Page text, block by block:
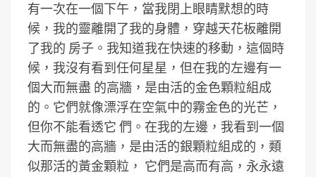
有一次在一個下午，當我閉上眼睛默想的時
候，我的靈離開了我的身體，穿越天花板離開
了我的 房子。我知道我在快速的移動，這個時
候，我沒有看到任何星星，但在我的左邊有一
個大而無盡 的高牆，是由活的金色顆粒組成
的。它們就像漂浮在空氣中的霧金色的光芒，
但你不能看透它 們。在我的左邊，我看到一個
大而無盡的高牆，是由活的銀顆粒組成的，類
似那活的黃金顆粒， 它們是高而有高，永永遠